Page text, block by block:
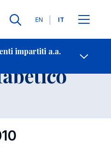
Lingue
EN IT
impartiti a.a.
in